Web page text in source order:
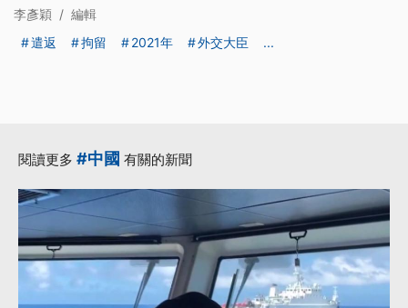
李彥穎 / 編輯
遣返
拘留 2021年 外交大臣 ...
閱讀更多 #中國 有關的新聞